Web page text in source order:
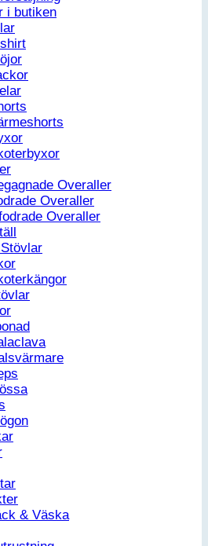
i butiken
Overaller
Overaller
Overaller
& Väska